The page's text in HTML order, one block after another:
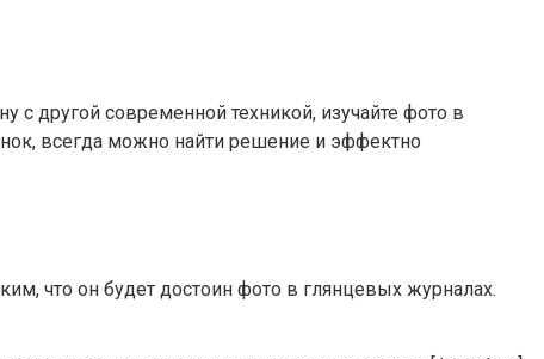
другой современной техникой, изучайте фото в
всегда можно найти решение и эффектно
что он будет достоин фото в глянцевых журналах.